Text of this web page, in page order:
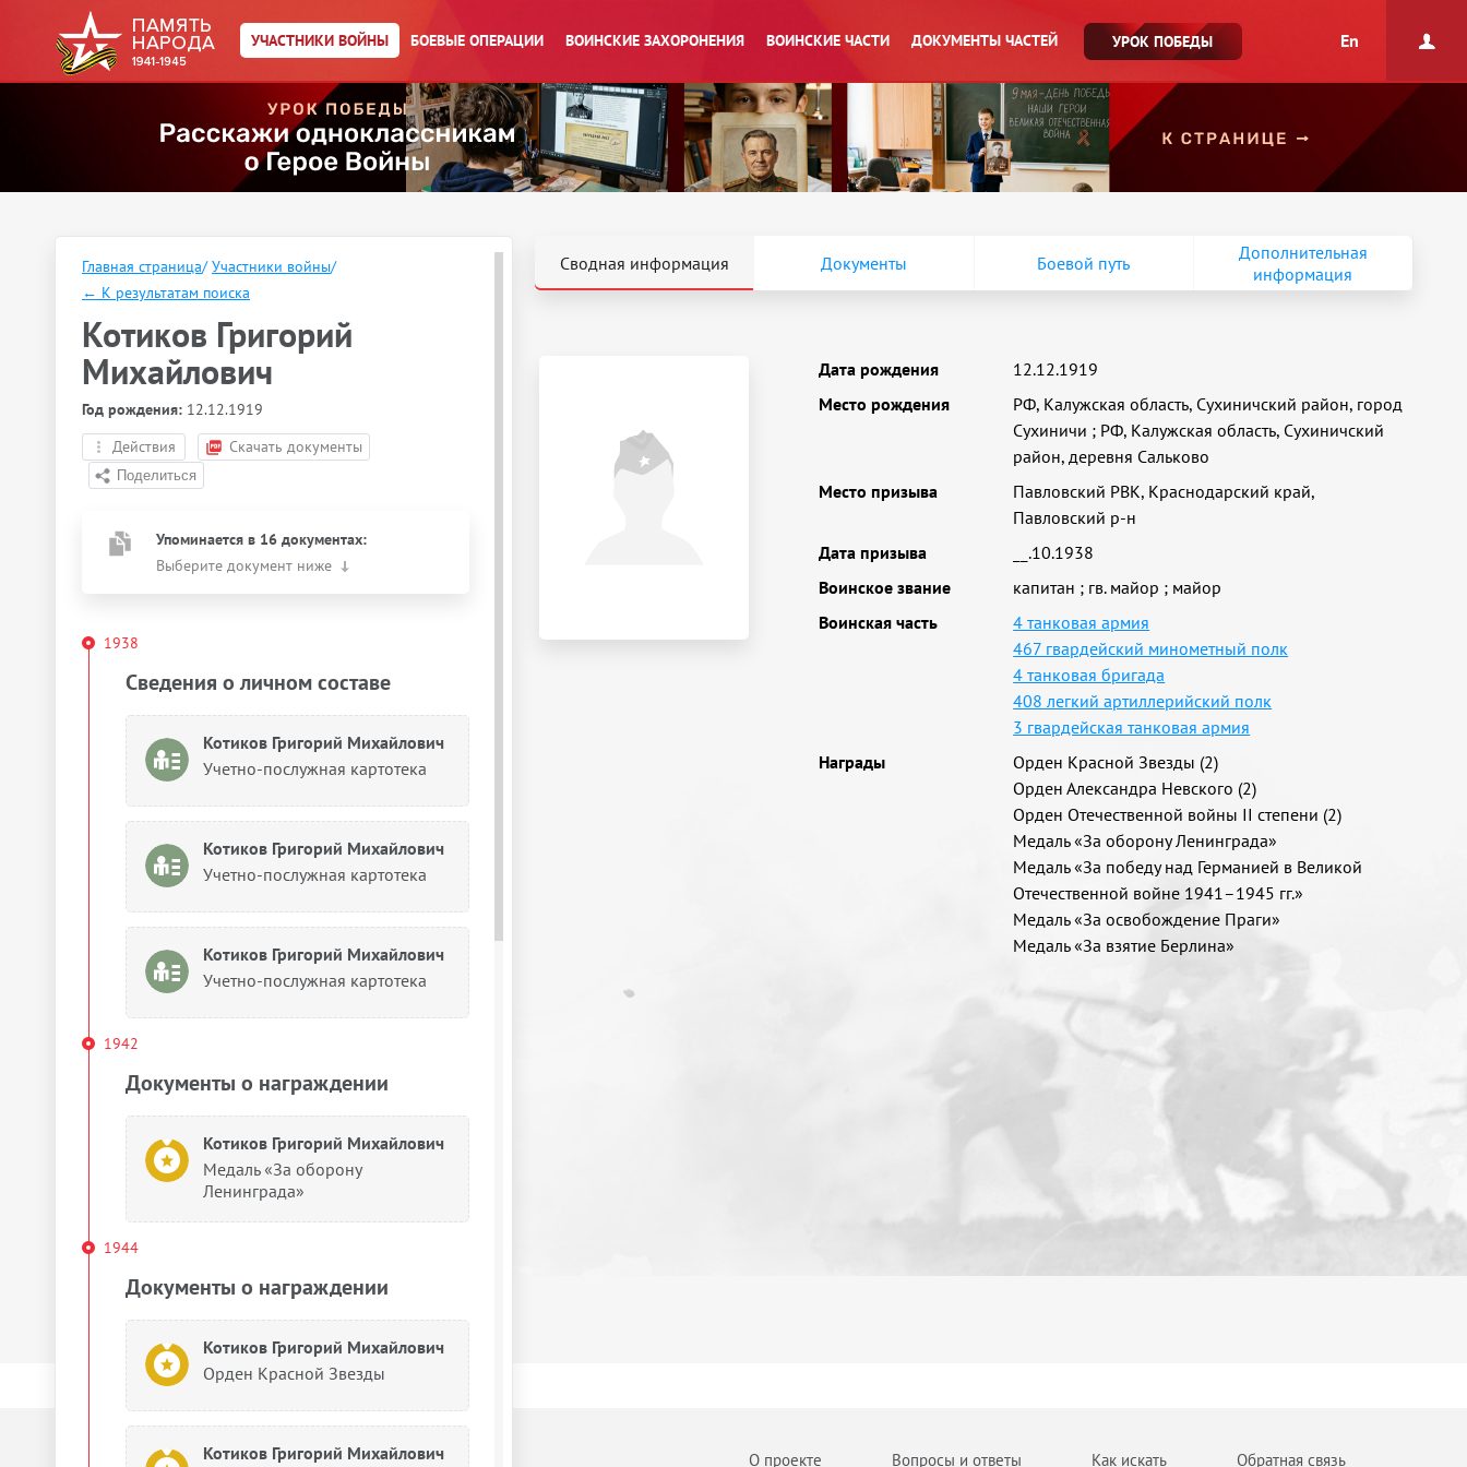
УЧАСТНИКИ ВОЙНЫ БОЕВЫЕ ОПЕРАЦИИ ВОИНСКИЕ ЗАХОРОНЕНИЯ ВОИНСКИЕ ЧАСТИ ДОКУМЕНТЫ ЧАСТЕЙ УРОК ПОБЕДЫ En
Главная страница/ Участники войны/
← К результатам поиска
Котиков Григорий
Михайлович
Год рождения: 12.12.1919
Действия
Скачать документы
Упоминается в 16 документах:
Выберите документ ниже
1938
Сведения о личном составе
Котиков Григорий Михайлович
Учетно-послужная картотека
Котиков Григорий Михайлович
Учетно-послужная картотека
Котиков Григорий Михайлович
Учетно-послужная картотека
1942
Документы о награждении
Котиков Григорий Михайлович
Медаль «За оборону
Ленинграда»
1944
Документы о награждении
Котиков Григорий Михайлович
Орден Красной Звезды
Котиков Григорий Михайлович
Сводная информация Документы Боевой путь
Дополнительная
информация
Дата рождения
12.12.1919
Место рождения
РФ, Калужская область, Сухиничский район, город
Сухиничи ; РФ, Калужская область, Сухиничский
район, деревня Сальково
Место призыва
Павловский РВК, Краснодарский край,
Павловский р-н
Дата призыва
__.10.1938
Воинское звание
капитан ; гв. майор ; майор
Воинская часть
4 танковая армия
467 гвардейский минометный полк
4 танковая бригада
408 легкий артиллерийский полк
3 гвардейская танковая армия
Награды
Орден Красной Звезды (2)
Орден Александра Невского (2)
Орден Отечественной войны II степени (2)
Медаль «За оборону Ленинграда»
Медаль «За победу над Германией в Великой
Отечественной войне 1941–1945 гг.»
Медаль «За освобождение Праги»
Медаль «За взятие Берлина»
О проекте Вопросы и ответы Как искать Обратная связь